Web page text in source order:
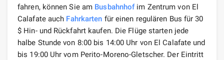
fahren, können Sie am Busbahnhofim Zentrum von El
Calafate auch Fahrkarten für einen regulären Bus für 30
$ Hin- und Rückfahrt kaufen. Die Flüge starten jede
halbe Stunde von 8:00 bis 14:00 Uhr von El Calafate und
bis 19:00 Uhr vom Perito-Moreno-Gletscher. Der Eintritt